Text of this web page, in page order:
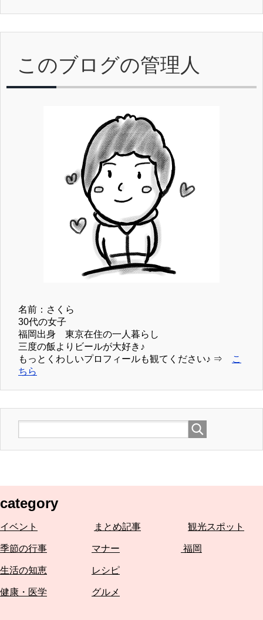
このブログの管理人
名前：さくら
30代の女子
福岡出身 東京在住の一人暮らし
三度の飯よりビールが大好き♪
もっとくわしいプロフィールも観てください♪ ⇒
こ
ちら
category
イベント まとめ記事 観光スポット
季節の行事 マナー 福岡
生活の知恵 レシピ
健康・医学 グルメ